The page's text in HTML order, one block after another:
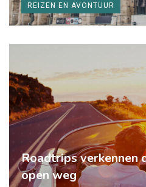
REIZEN EN AVONTUUR
Roadtrips verkennen
open weg